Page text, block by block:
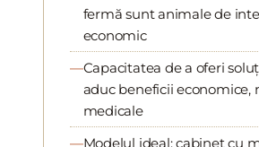
fermă sunt animale de
economic
Capacitatea de a oferi
aduc beneficii economice,
medicale
Modelul ideal: cabinet cu